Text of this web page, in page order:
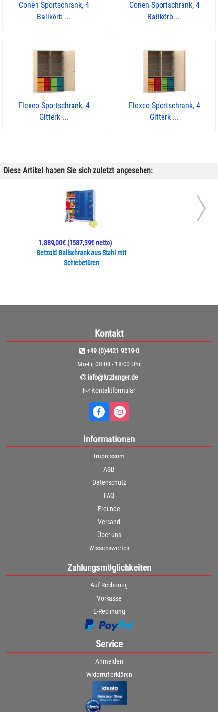
Conen Sportschrank, 4
Ballkörb ...
Conen Sportschrank, 4
Ballkörb ...
Flexeo Sportschrank, 4
Gitterk ...
Flexeo Sportschrank, 4
Gitterk ...
Diese Artikel haben Sie sich zuletzt angesehen:
Betzold Ballschrank aus Stahl mit
Schiebetüren
1.889,00€(1587,39€ netto)
Kontakt
+49 (0)4421 9519-0
Mo-Fr, 08:00 - 18:00 Uhr
info@lutzlanger.de
Kontaktformular
Informationen
Impressum
AGB
Datenschutz
FAQ
Freunde
Versand
Über uns
Wissenswertes
Zahlungsmöglichkeiten
Auf Rechnung
Vorkasse
E-Rechnung
Service
Anmelden
Widerruf erklären